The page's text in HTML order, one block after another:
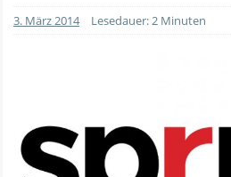
3. März 2014 Lesedauer: 2 Minuten